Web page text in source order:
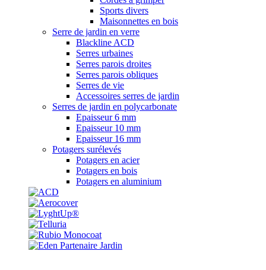
Sports divers
Maisonnettes en bois
Serre de jardin en verre
Blackline ACD
Serres urbaines
Serres parois droites
Serres parois obliques
Serres de vie
Accessoires serres de jardin
Serres de jardin en polycarbonate
Epaisseur 6 mm
Epaisseur 10 mm
Epaisseur 16 mm
Potagers surélevés
Potagers en acier
Potagers en bois
Potagers en aluminium